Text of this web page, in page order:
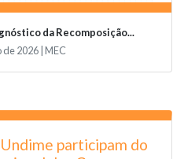
da Recomposição...
de 2026 | MEC
participam do